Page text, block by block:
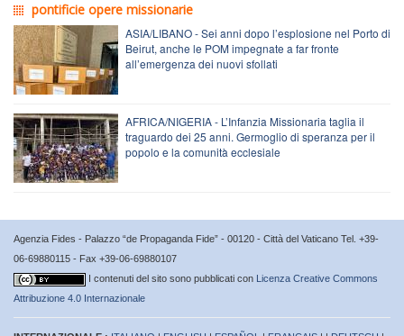
pontificie opere missionarie
ASIA/LIBANO - Sei anni dopo l’esplosione nel Porto di
Beirut, anche le POM impegnate a far fronte
all’emergenza dei nuovi sfollati
AFRICA/NIGERIA - L’Infanzia Missionaria taglia il
traguardo dei 25 anni. Germoglio di speranza per il
popolo e la comunità ecclesiale
Agenzia Fides - Palazzo “de Propaganda Fide” - 00120 - Città del Vaticano Tel. +39-
06-69880115 - Fax +39-06-69880107
I contenuti del sito sono pubblicati con Licenza Creative Commons
Attribuzione 4.0 Internazionale